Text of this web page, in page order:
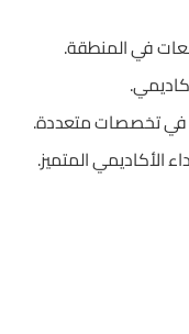
في المنطقة.
في تخصصات متعددة.
الأكاديمي المتميز.